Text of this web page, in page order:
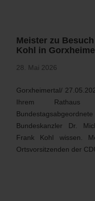
Meister zu
Kohl in
28. Mai 2026
Gorxheimertal/
Ihrem Rathaus
Bundeskanzler Dr.
Frank Kohl wissen.
Ortsvorsitzenden der